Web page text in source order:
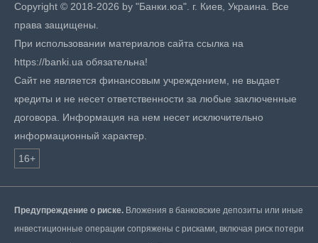
Copyright © 2018-2026 by "Банки.юа". г. Киев, Украина. Все
права защищены.
При использовании материалов сайта ссылка на
https://banki.ua обязательна!
Сайт не является финансовым учреждением, не выдает
кредиты и не несет ответственности за любые заключенные
договора. Информация на нем несет исключительно
информационный характер.
16+
Предупреждение о риске. Вложения в банковские депозиты или иные
инвестиционные операции сопряжены с рисками, включая риск потери